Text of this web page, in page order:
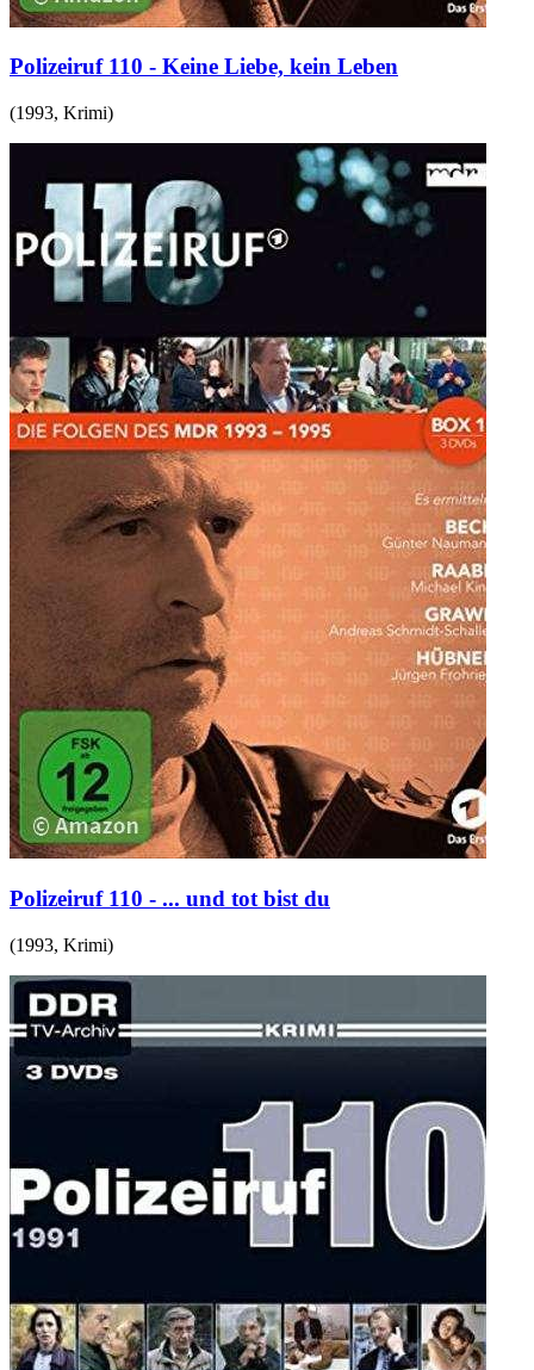
Polizeiruf 110 - Keine Liebe, kein Leben
(1993, Krimi)
Polizeiruf 110 - ... und tot bist du
(1993, Krimi)